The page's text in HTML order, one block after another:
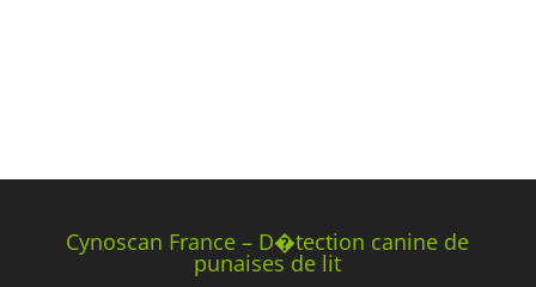
Cynoscan France – D�tection canine de
punaises de lit